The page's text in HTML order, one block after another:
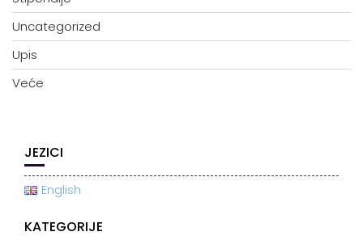
Uncategorized
Upis
Veće
JEZICI
English
KATEGORIJE